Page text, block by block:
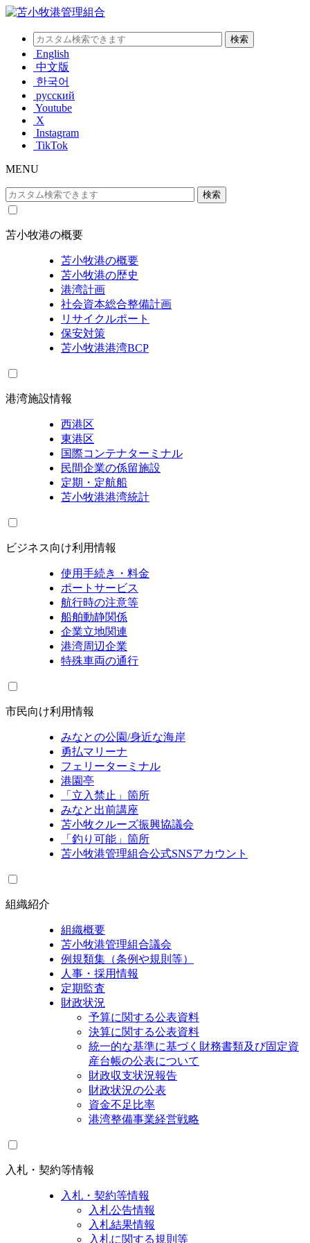
English
中文版
한국어
русский
Youtube
X
Instagram
TikTok
MENU
苫小牧港の概要
苫小牧港の概要
苫小牧港の歴史
港湾計画
社会資本総合整備計画
リサイクルポート
保安対策
苫小牧港港湾BCP
港湾施設情報
西港区
東港区
国際コンテナターミナル
民間企業の係留施設
定期・定航船
苫小牧港港湾統計
ビジネス向け利用情報
使用手続き・料金
ポートサービス
航行時の注意等
船舶動静関係
企業立地関連
港湾周辺企業
特殊車両の通行
市民向け利用情報
みなとの公園/身近な海岸
勇払マリーナ
フェリーターミナル
港園亭
「立入禁止」箇所
みなと出前講座
苫小牧クルーズ振興協議会
「釣り可能」箇所
苫小牧港管理組合公式SNSアカウント
組織紹介
組織概要
苫小牧港管理組合議会
例規類集（条例や規則等）
人事・採用情報
定期監査
財政状況
予算に関する公表資料
決算に関する公表資料
統一的な基準に基づく財務書類及び固定資
産台帳の公表について
財政収支状況報告
財政状況の公表
資金不足比率
港湾整備事業経営戦略
入札・契約等情報
入札・契約等情報
入札公告情報
入札結果情報
入札に関する規則等